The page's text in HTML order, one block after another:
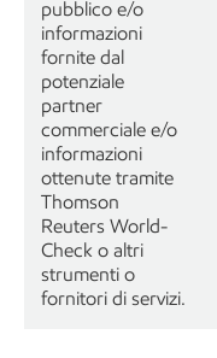
pubblico e/o
informazioni
fornite dal
potenziale
partner
commerciale e/o
informazioni
ottenute tramite
Thomson
Reuters World-
Check o altri
strumenti o
fornitori di servizi.